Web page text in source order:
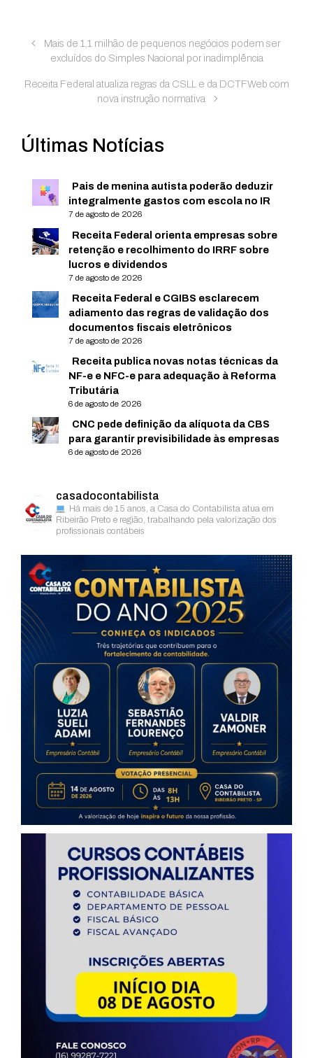
Mais de 1,1 milhão de pequenos negócios podem ser
excluídos do Simples Nacional por inadimplência
Receita Federal atualiza regras da CSLL e da DCTFWeb com
nova instrução normativa
Últimas Notícias
Pais de menina autista poderão deduzir
integralmente gastos com escola no IR
7 de agosto de 2026
Receita Federal orienta empresas sobre
retenção e recolhimento do IRRF sobre
lucros e dividendos
7 de agosto de 2026
Receita Federal e CGIBS esclarecem
adiamento das regras de validação dos
documentos fiscais eletrônicos
7 de agosto de 2026
Receita publica novas notas técnicas da
NF-e e NFC-e para adequação à Reforma
Tributária
6 de agosto de 2026
CNC pede definição da alíquota da CBS
para garantir previsibilidade às empresas
6 de agosto de 2026
casadocontabilista
Há mais de 15 anos, a Casa do Contabilista atua em
Ribeirão Preto e região, trabalhando pela valorização dos
profissionais contábeis